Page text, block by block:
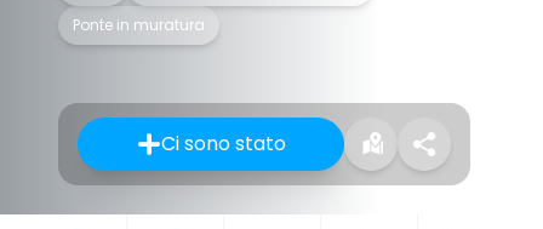
Ponte in muratura
Ci sono stato